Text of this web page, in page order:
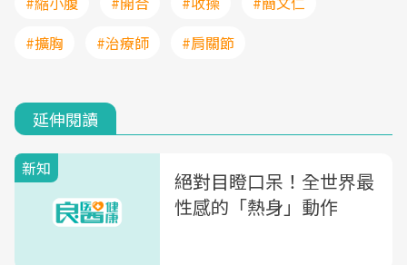
#擴胸
#治療師 #肩關節
延伸閱讀
新知
絕對目瞪口呆！全世界最
性感的「熱身」動作